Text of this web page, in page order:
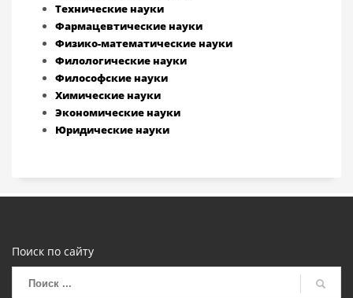
Технические науки
Фармацевтические науки
Физико-математические науки
Филологические науки
Философские науки
Химические науки
Экономические науки
Юридические науки
Поиск по сайту